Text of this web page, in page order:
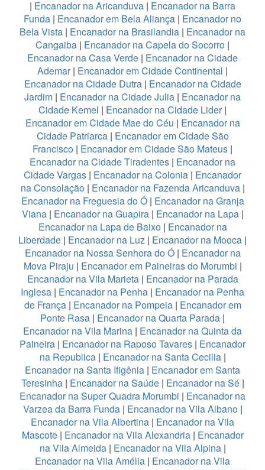
| Encanador na Aricanduva | Encanador na Barra
Funda | Encanador em Bela Aliança | Encanador no
Bela Vista | Encanador na Brasilandia | Encanador na
Cangaiba | Encanador na Capela do Socorro |
Encanador na Casa Verde | Encanador na Cidade
Ademar| Encanador em Cidade Continental |
Encanador na Cidade Dutra | Encanador na Cidade
Jardim | Encanador na Cidade Julia | Encanador na
Cidade Kemel | Encanador na Cidade Lider|
Encanador em Cidade Mae do Céu | Encanador na
Cidade Patriarca| Encanador em Cidade São
Francisco | Encanador em Cidade São Mateus |
Encanador na Cidade Tiradentes | Encanador na
Cidade Vargas | Encanador na Colonia | Encanador
na Consolação | Encanador na Fazenda Aricanduva|
Encanador na Freguesia do Ó| Encanador na Granja
Viana| Encanador na Guapira| Encanador na Lapa|
Encanador na Lapa de Baixo | Encanador na
Liberdade | Encanador na Luz | Encanador na Mooca |
Encanador na Nossa Senhora do Ó| Encanador na
Mova Piraju | Encanador em Paineiras do Morumbi |
Encanador na Vila Marieta| Encanador na Parada
Inglesa | Encanador na Penha | Encanador na Penha
de França | Encanador na Pompeia| Encanador em
Ponte Rasa | Encanador na Quarta Parada |
Encanador na Vila Marina | Encanador na Quinta da
Paineira | Encanador na Raposo Tavares | Encanador
na Republica| Encanador na Santa Cecilia|
Encanador na Santa Ifigênia | Encanador em Santa
Teresinha| Encanador na Saúde| Encanador na Sé|
Encanador na Super Quadra Morumbi | Encanador na
Varzea da Barra Funda| Encanador na Vila Albano|
Encanador na Vila Albertina | Encanador na Vila
Mascote| Encanador na Vila Alexandria| Encanador
na Vila Almeida | Encanador na Vila Alpina |
Encanador na Vila Amélia | Encanador na Vila